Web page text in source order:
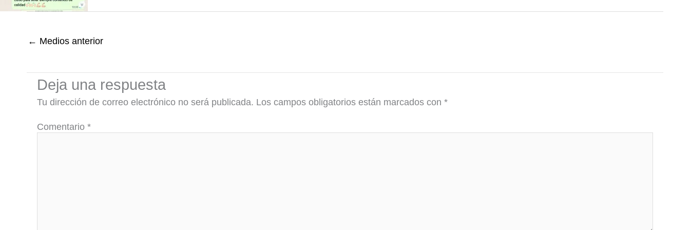
← Medios anterior
Deja una respuesta
Tu dirección de correo electrónico no será publicada. Los campos obligatorios están marcados con *
Comentario *